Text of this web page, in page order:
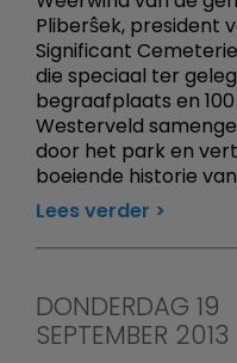
Pliberŝek, president
Significant
die speciaal ter
begraafplaats en
Westerveld
door het park en
boeiende historie
Lees verder
DONDERDAG 19
SEPTEMBER 2013